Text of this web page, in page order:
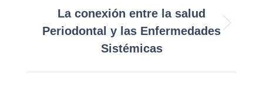
La conexión entre la salud
Periodontal y las Enfermedades
Sistémicas